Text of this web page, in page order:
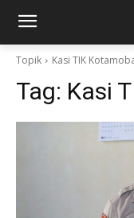
Topik Kasi TIK
Tag: Kasi